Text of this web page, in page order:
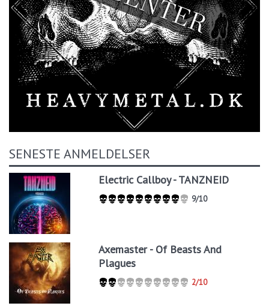
SENESTE ANMELDELSER
Electric Callboy - TANZNEID
9/10
Axemaster - Of Beasts And
Plagues
2/10